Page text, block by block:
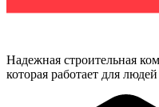
Надежная строительная
которая работает для людей